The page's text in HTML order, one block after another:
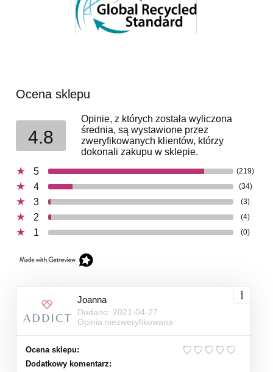
Ocena sklepu
4.8
Opinie, z których została wyliczona
średnia, są wystawione przez
zweryfikowanych klientów, którzy
dokonali zakupu w sklepie.
5
(219)
4 (34)
3 (3)
2 (4)
1 (0)
Joanna
Dodano: 2021-04-27
Opinia niezweryfikowana
Ocena sklepu:
Dodatkowy komentarz: